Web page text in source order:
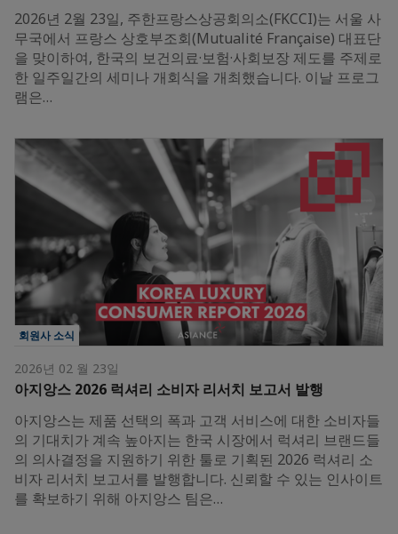
2026년 2월 23일, 주한프랑스상공회의소(FKCCI)는 서울 사
무국에서 프랑스 상호부조회(Mutualité Française) 대표단
을 맞이하여, 한국의 보건의료·보험·사회보장 제도를 주제로
한 일주일간의 세미나 개회식을 개최했습니다. 이날 프로그
램은…
회원사 소식
2026년 02 월 23일
아지앙스 2026 럭셔리 소비자 리서치 보고서 발행
아지앙스는 제품 선택의 폭과 고객 서비스에 대한 소비자들
의 기대치가 계속 높아지는 한국 시장에서 럭셔리 브랜드들
의 의사결정을 지원하기 위한 툴로 기획된 2026 럭셔리 소
비자 리서치 보고서를 발행합니다. 신뢰할 수 있는 인사이트
를 확보하기 위해 아지앙스 팀은…